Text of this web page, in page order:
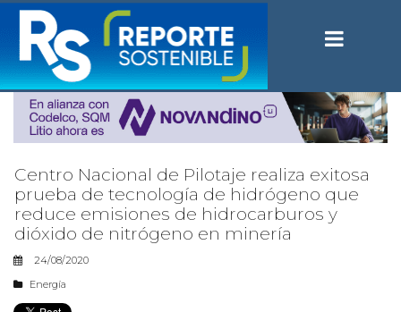
Centro Nacional de Pilotaje realiza exitosa
prueba de tecnología de hidrógeno que
reduce emisiones de hidrocarburos y
dióxido de nitrógeno en minería
24/08/2020
Energía